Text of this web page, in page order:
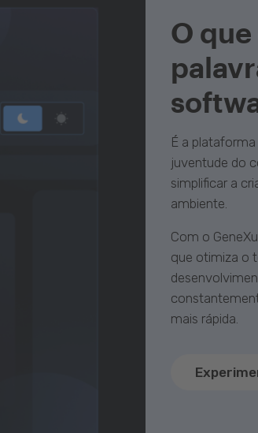
O
É a
juventude do
simplificar a
ambiente.
Com o
que otimiza o
mais rápida.